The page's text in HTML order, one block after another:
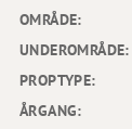
OMRÅDE:
UNDEROMRÅDE:
PROPTYPE:
ÅRGANG: